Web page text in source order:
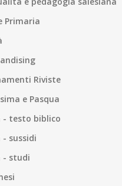
Primaria
Riviste
e Pasqua
- testo biblico
- sussidi
- studi